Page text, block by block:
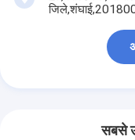
सबसे